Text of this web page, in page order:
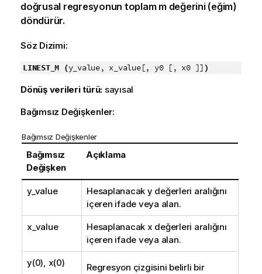
doğrusal regresyonun toplam m değerini (eğim)
döndürür.
Söz Dizimi:
LINEST_M (y_value, x_value[, y0 [, x0 ]] )
Dönüş verileri türü: sayısal
Bağımsız Değişkenler:
Bağımsız Değişkenler
Bağımsız
Değişken
Açıklama
y_value Hesaplanacak ydeğerleri aralığını
içeren ifade veya alan.
x_value Hesaplanacak x değerleri aralığını
içeren ifade veya alan.
y(0), x(0)
Regresyon çizgisini belirli bir